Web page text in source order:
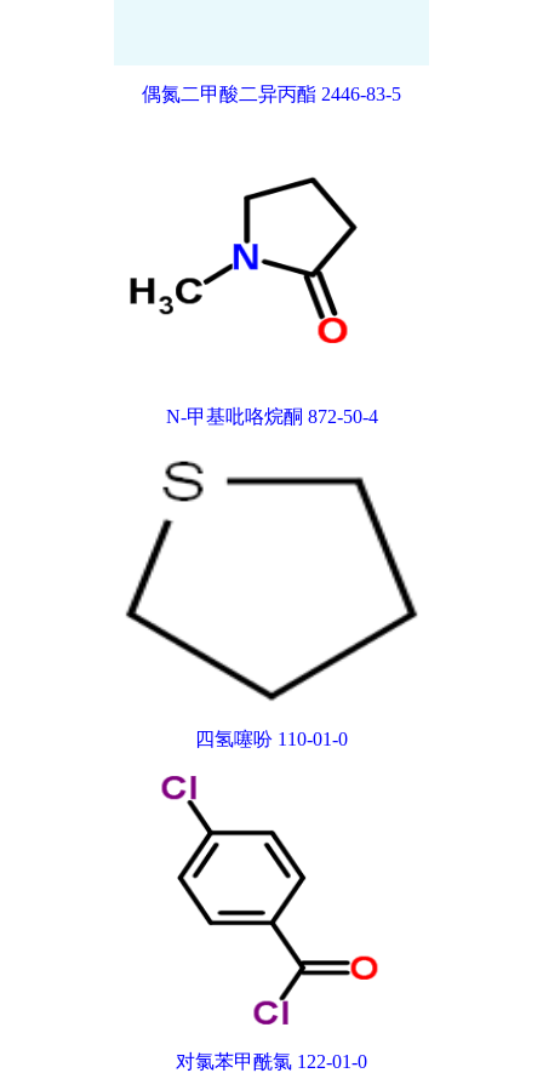
偶氮二甲酸二异丙酯 2446-83-5
N-甲基吡咯烷酮 872-50-4
四氢噻吩 110-01-0
对氯苯甲酰氯 122-01-0